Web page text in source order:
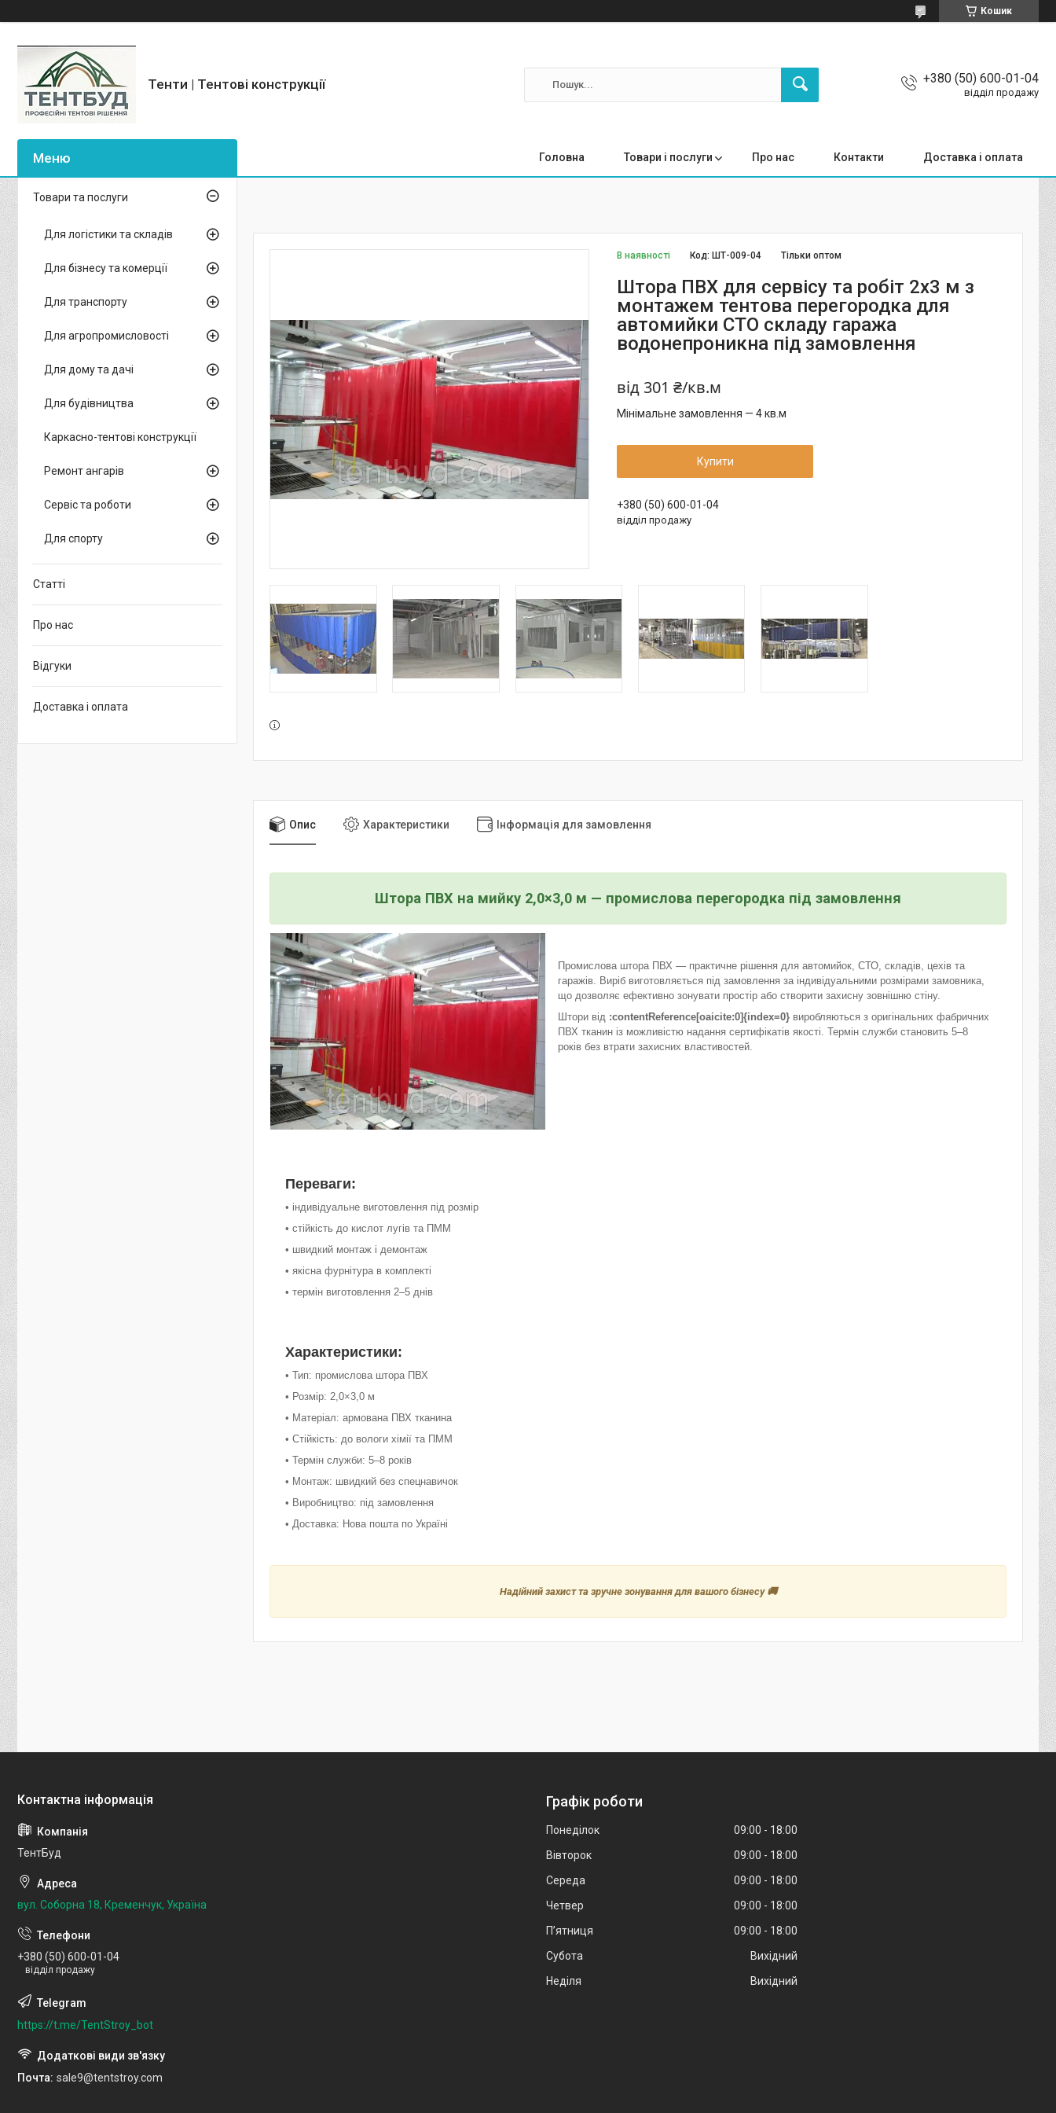
Кошик
Тенти | Тентові конструкції +380 (50) 600-01-04
відділ продажу
Головна Товари і послуги Про нас Контакти Доставка і оплата
В наявності Тільки оптом
Код: ШТ-009-04
Штора ПВХ для сервісу та робіт 2x3 м з
монтажем тентова перегородка для
автомийки СТО складу гаража
водонепроникна під замовлення
від 301 ₴/кв.м
Мінімальне замовлення — 4 кв.м
Купити
+380 (50) 600-01-04
відділ продажу
Опис Характеристики Інформація для замовлення
Штора ПВХ на мийку 2,0×3,0 м — промислова перегородка під замовлення
Промислова штора ПВХ — практичне рішення для автомийок, СТО, складів, цехів та
гаражів. Виріб виготовляється під замовлення за індивідуальними розмірами замовника,
що дозволяє ефективно зонувати простір або створити захисну зовнішню стіну.
Штори від :contentReference[oaicite:0]{index=0} виробляються з оригінальних фабричних
ПВХ тканин із можливістю надання сертифікатів якості. Термін служби становить 5–8
років без втрати захисних властивостей.
Переваги:
• індивідуальне виготовлення під розмір
• стійкість до кислот лугів та ПММ
• швидкий монтаж і демонтаж
• якісна фурнітура в комплекті
• термін виготовлення 2–5 днів
Характеристики:
• Тип: промислова штора ПВХ
• Розмір: 2,0×3,0 м
• Матеріал: армована ПВХ тканина
• Стійкість: до вологи хімії та ПММ
• Термін служби: 5–8 років
• Монтаж: швидкий без спецнавичок
• Виробництво: під замовлення
• Доставка: Нова пошта по Україні
Надійний захист та зручне зонування для вашого бізнесу 🚚
Товари та послуги
Для логістики та складів
Для бізнесу та комерції
Для транспорту
Для агропромисловості
Для дому та дачі
Для будівництва
Каркасно-тентові конструкції
Ремонт ангарів
Сервіс та роботи
Для спорту
Статті
Про нас
Відгуки
Доставка і оплата
ТентБуд
вул. Соборна 18, Кременчук, Україна
+380 (50) 600-01-04
відділ продажу
https://t.me/TentStroy_bot
Почта sale9@tentstroy.com
Графік роботи
Понеділок 09:00
18:00
Вівторок
09:00
18:00
Середа
09:00
18:00
Четвер
09:00
18:00
Пʼятниця
09:00
18:00
Субота
Вихідний
Неділя
Вихідний